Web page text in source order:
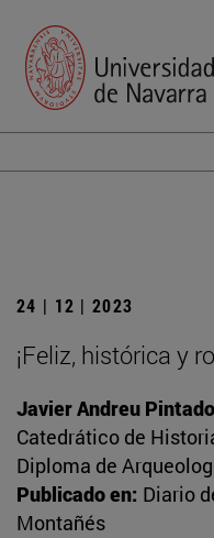
24 | 12 | 2023
¡Feliz, histórica y
Javier Andreu Pintado
Catedrático de
Diploma de
Publicado en: Diario
Montañés